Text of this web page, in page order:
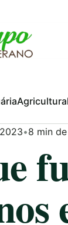
Agricultura
•8 min